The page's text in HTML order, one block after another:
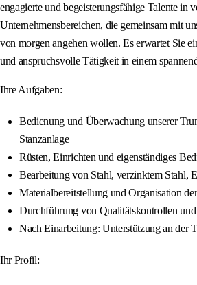
engagierte und begeisterungsfähige Talente in
Unternehmensbereichen, die gemeinsam mit
von morgen angehen wollen. Es erwartet Sie
und anspruchsvolle Tätigkeit in einem
Ihre Aufgaben:
Bedienung und Überwachung unserer
Stanzanlage
Rüsten, Einrichten und eigenständiges
Bearbeitung von Stahl, verzinktem Stahl,
Materialbereitstellung und Organisation
Durchführung von Qualitätskontrollen
Nach Einarbeitung: Unterstützung an der
Ihr Profil: